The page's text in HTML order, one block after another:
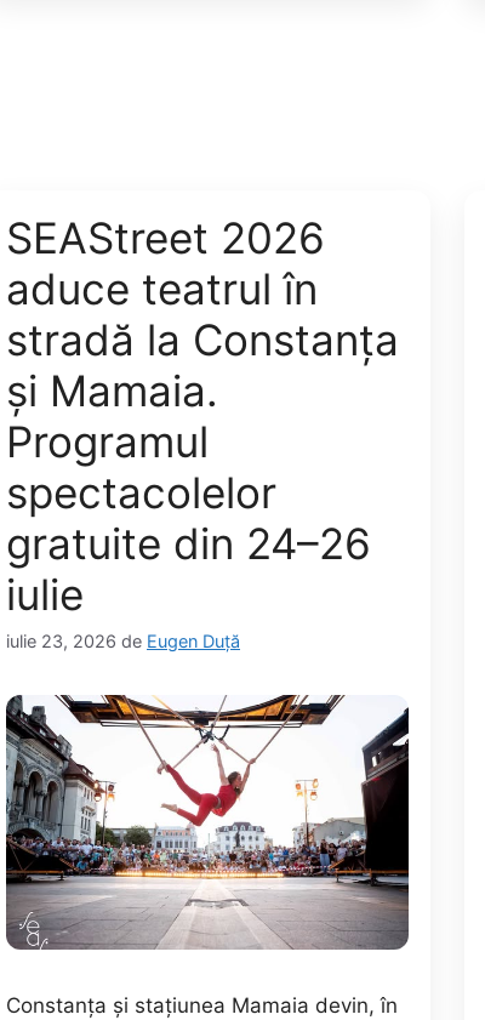
SEAStreet 2026
aduce teatrul în
stradă la Constanța
și Mamaia.
Programul
spectacolelor
gratuite din 24–26
iulie
iulie 23, 2026 de Eugen Duță
Constanța și stațiunea Mamaia devin, în